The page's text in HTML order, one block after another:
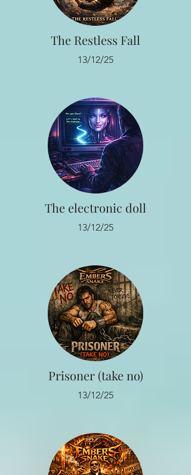
The Restless Fall
13/12/25
The electronic doll
13/12/25
Prisoner (take no)
13/12/25